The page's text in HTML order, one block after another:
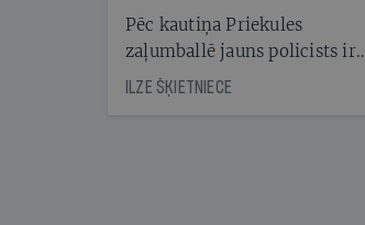
Reibuma cena Priekulē
Pēc kautiņa Priekules
zaļumballē jauns policists ir
nonācis cietumā, bet
cienījams pedagogs — kapos.
ILZE ŠĶIETNIECE